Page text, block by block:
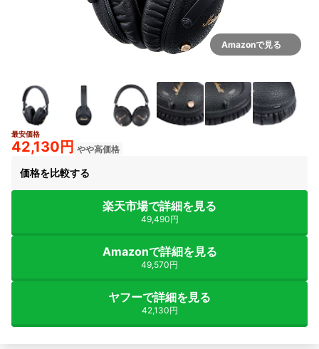
Amazonで見る
最安価格
42,130円 やや高価格
価格を比較する
楽天市場で詳細を見る
49,490円
Amazonで詳細を見る
49,570円
ヤフーで詳細を見る
42,130円